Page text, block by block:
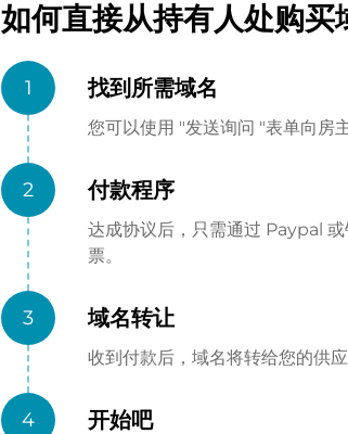
如何直接从持有人处购买
1 找到所需域名
您可以使用 "发送询问 "表单向房
2 付款程序
达成协议后，只需通过 Paypal
票。
3 域名转让
收到付款后，域名将转给您的供
4 开始吧